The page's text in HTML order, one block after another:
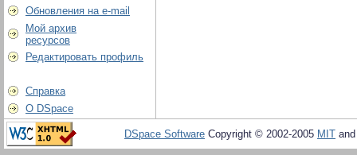
Обновления на e-mail
Мой архив
ресурсов
Редактировать профиль
Справка
О DSpace
DSpace Software Copyright © 2002-2005 MIT